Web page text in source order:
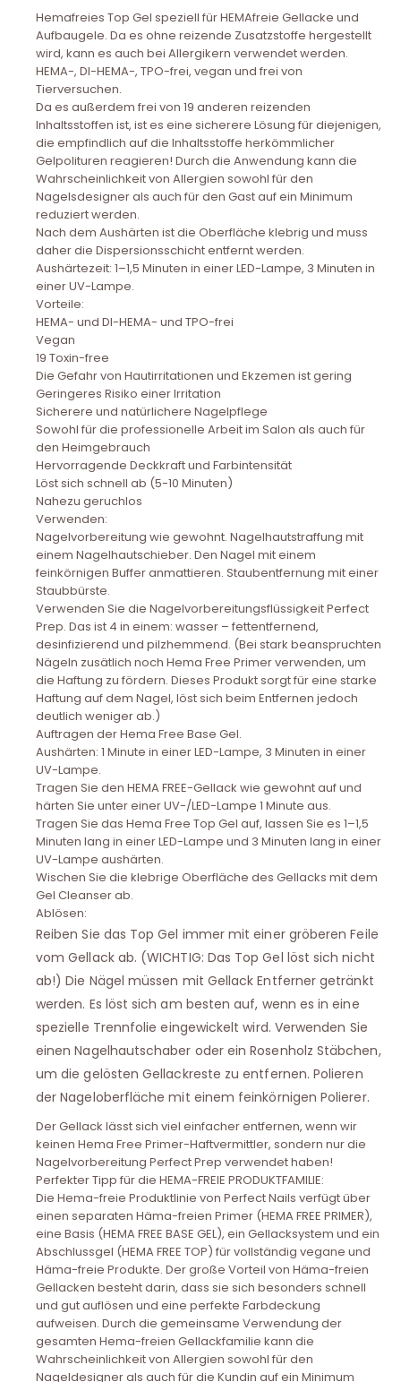
Hemafreies Top Gel speziell für HEMAfreie Gellacke und
Aufbaugele. Da es ohne reizende Zusatzstoffe hergestellt
wird, kann es auch bei Allergikern verwendet werden.
HEMA-, DI-HEMA-, TPO-frei, vegan und frei von
Tierversuchen.
Da es außerdem frei von 19 anderen reizenden
Inhaltsstoffen ist, ist es eine sicherere Lösung für diejenigen,
die empfindlich auf die Inhaltsstoffe herkömmlicher
Gelpolituren reagieren! Durch die Anwendung kann die
Wahrscheinlichkeit von Allergien sowohl für den
Nagelsdesigner als auch für den Gast auf ein Minimum
reduziert werden.
Nach dem Aushärten ist die Oberfläche klebrig und muss
daher die Dispersionsschicht entfernt werden.
Aushärtezeit: 1–1,5 Minuten in einer LED-Lampe, 3 Minuten in
einer UV-Lampe.
Vorteile:
HEMA- und DI-HEMA- und TPO-frei
Vegan
19 Toxin-free
Die Gefahr von Hautirritationen und Ekzemen ist gering
Geringeres Risiko einer Irritation
Sicherere und natürlichere Nagelpflege
Sowohl für die professionelle Arbeit im Salon als auch für
den Heimgebrauch
Hervorragende Deckkraft und Farbintensität
Löst sich schnell ab (5-10 Minuten)
Nahezu geruchlos
Verwenden:
Nagelvorbereitung wie gewohnt. Nagelhautstraffung mit
einem Nagelhautschieber. Den Nagel mit einem
feinkörnigen Buffer anmattieren. Staubentfernung mit einer
Staubbürste.
Verwenden Sie die Nagelvorbereitungsflüssigkeit Perfect
Prep. Das ist 4 in einem: wasser – fettentfernend,
desinfizierend und pilzhemmend. (Bei stark beanspruchten
Nägeln zusätlich noch Hema Free Primer verwenden, um
die Haftung zu fördern. Dieses Produkt sorgt für eine starke
Haftung auf dem Nagel, löst sich beim Entfernen jedoch
deutlich weniger ab.)
Auftragen der Hema Free Base Gel.
Aushärten: 1 Minute in einer LED-Lampe, 3 Minuten in einer
UV-Lampe.
Tragen Sie den HEMA FREE-Gellack wie gewohnt auf und
härten Sie unter einer UV-/LED-Lampe 1 Minute aus.
Tragen Sie das Hema Free Top Gel auf, lassen Sie es 1–1,5
Minuten lang in einer LED-Lampe und 3 Minuten lang in einer
UV-Lampe aushärten.
Wischen Sie die klebrige Oberfläche des Gellacks mit dem
Gel Cleanser ab.
Ablösen:
Reiben Sie das Top Gel immer mit einer gröberen Feile
vom Gellack ab. (WICHTIG: Das Top Gel löst sich nicht
ab!) Die Nägel müssen mit Gellack Entferner getränkt
werden. Es löst sich am besten auf, wenn es in eine
spezielle Trennfolie eingewickelt wird. Verwenden Sie
einen Nagelhautschaber oder ein Rosenholz Stäbchen,
um die gelösten Gellackreste zu entfernen. Polieren
der Nageloberfläche mit einem feinkörnigen Polierer.
Der Gellack lässt sich viel einfacher entfernen, wenn wir
keinen Hema Free Primer-Haftvermittler, sondern nur die
Nagelvorbereitung Perfect Prep verwendet haben!
Perfekter Tipp für die HEMA-FREIE PRODUKTFAMILIE:
Die Hema-freie Produktlinie von Perfect Nails verfügt über
einen separaten Häma-freien Primer (HEMA FREE PRIMER),
eine Basis (HEMA FREE BASE GEL), ein Gellacksystem und ein
Abschlussgel (HEMA FREE TOP) für vollständig vegane und
Häma-freie Produkte. Der große Vorteil von Häma-freien
Gellacken besteht darin, dass sie sich besonders schnell
und gut auflösen und eine perfekte Farbdeckung
aufweisen. Durch die gemeinsame Verwendung der
gesamten Hema-freien Gellackfamilie kann die
Wahrscheinlichkeit von Allergien sowohl für den
Nageldesigner als auch für die Kundin auf ein Minimum